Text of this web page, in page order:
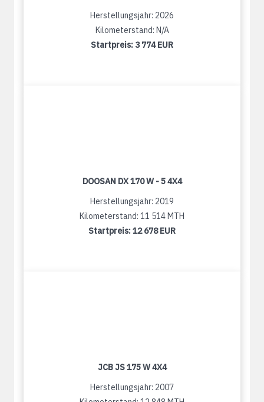
Herstellungsjahr: 2026
Kilometerstand: N/A
Startpreis: 3 774 EUR
DOOSAN DX 170 W - 5 4X4
Herstellungsjahr: 2019
Kilometerstand: 11 514 MTH
Startpreis:12 678 EUR
JCB JS 175 W 4X4
Herstellungsjahr: 2007